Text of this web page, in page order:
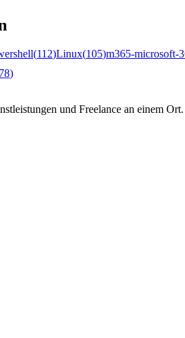
(112)Linux(105)m365-microsoft-
)
und Freelance an einem Ort.